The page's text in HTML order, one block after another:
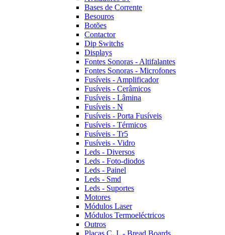
Bases de Corrente
Besouros
Botões
Contactor
Dip Switchs
Displays
Fontes Sonoras - Altifalantes
Fontes Sonoras - Microfones
Fusíveis - Amplificador
Fusíveis - Cerâmicos
Fusíveis - Lâmina
Fusíveis - N
Fusíveis - Porta Fusíveis
Fusíveis - Térmicos
Fusíveis - Tr5
Fusíveis - Vidro
Leds - Diversos
Leds - Foto-diodos
Leds - Painel
Leds - Smd
Leds - Suportes
Motores
Módulos Laser
Módulos Termoeléctricos
Outros
Placas C. I. - Bread Boards